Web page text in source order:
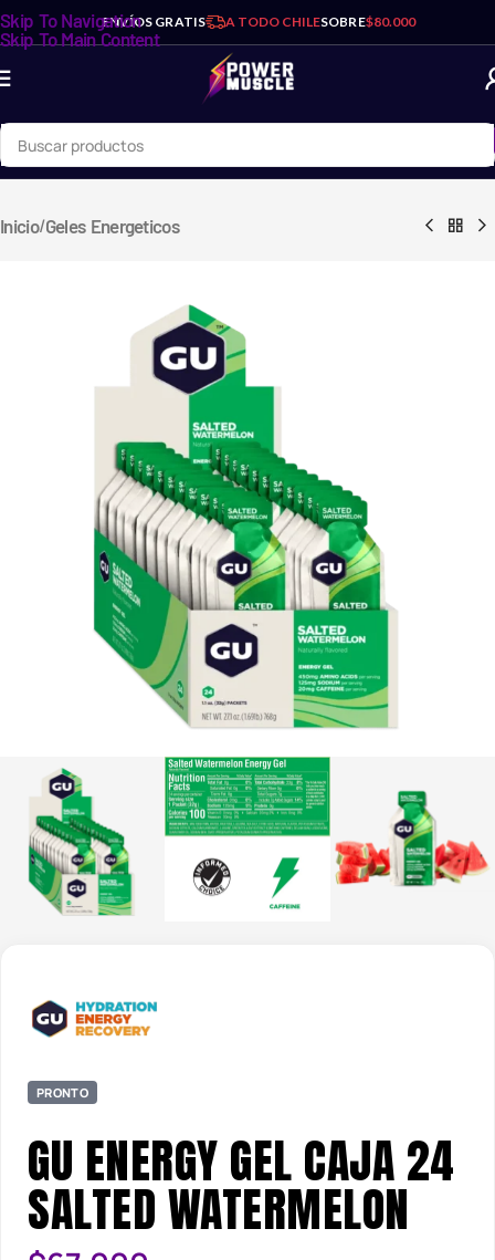
NeverSecond - C30
Energy Gel
$4.600
Skip To Navigation
Skip To Main Content
ENVÍOS GRATIS A TODO CHILESOBRE$80.000
Inicio/Geles Energeticos
PRONTO
GU ENERGY GEL CAJA 24
SALTED WATERMELON